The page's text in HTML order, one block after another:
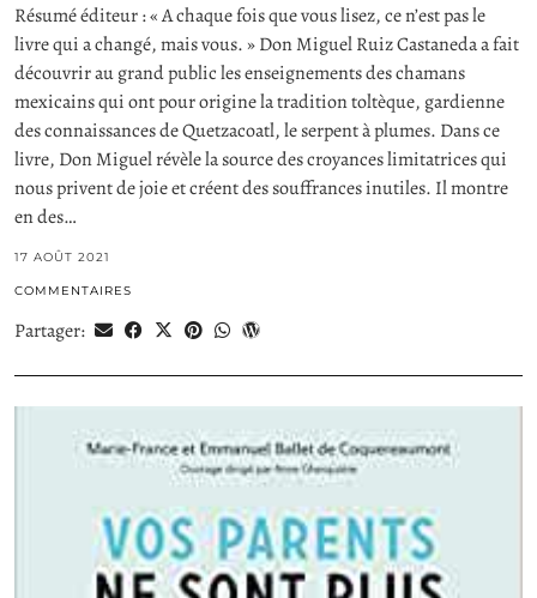
Résumé éditeur : « A chaque fois que vous lisez, ce n’est pas le
livre qui a changé, mais vous. » Don Miguel Ruiz Castaneda a fait
découvrir au grand public les enseignements des chamans
mexicains qui ont pour origine la tradition toltèque, gardienne
des connaissances de Quetzacoatl, le serpent à plumes. Dans ce
livre, Don Miguel révèle la source des croyances limitatrices qui
nous privent de joie et créent des souffrances inutiles. Il montre
en des…
17 AOÛT 2021
COMMENTAIRES
Partager: